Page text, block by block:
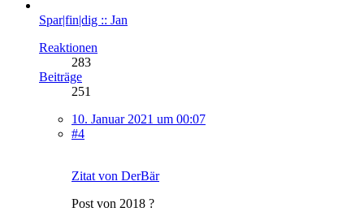
Spar|fin|dig :: Jan
Reaktionen
283
Beiträge
251
10. Januar 2021 um 00:07
#4
Zitat von DerBär
Post von 2018 ?